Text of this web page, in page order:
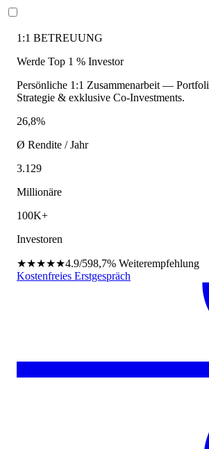
1:1 BETREUUNG
Werde Top 1 % Investor
Persönliche 1:1 Zusammenarbeit —
Strategie & exklusive Co-Investments.
26,8%
Ø Rendite / Jahr
3.129
Millionäre
100K+
Investoren
★★★★★4.9/598,7% Weiterempfehlung
Kostenfreies Erstgespräch